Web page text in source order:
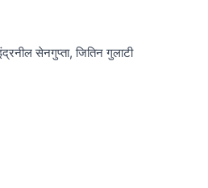
सेनगुप्ता, जितिन गुलाटी